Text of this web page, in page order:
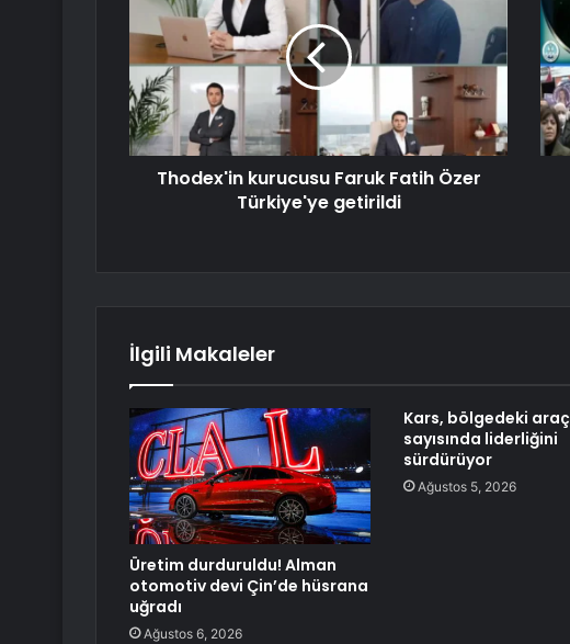
Thodex'in kurucusu Faruk Fatih Özer
Türkiye'ye getirildi
İlgili Makaleler
Üretim durduruldu! Alman
otomotiv devi Çin’de hüsrana
uğradı
Ağustos 6, 2026
Kars, bölgedeki araç
sayısında liderliğini
sürdürüyor
Ağustos 5, 2026